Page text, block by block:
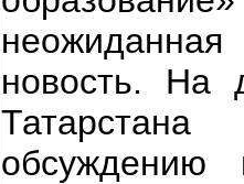
новость. На
обсуждению